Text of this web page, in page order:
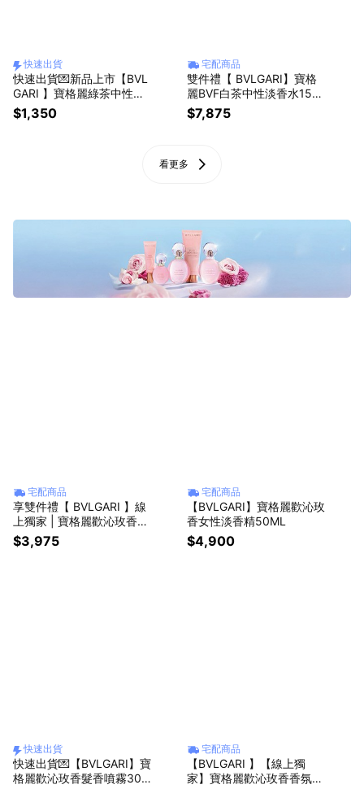
快速出貨
快速出貨💌新品上市【BVL
GARI 】寶格麗綠茶中性淡
香水10ML+ 白茶中性香氛
身體乳7ml+品牌收納袋 | 送
$1,350
宅配商品
雙件禮【 BVLGARI】寶格
麗BVF白茶中性淡香水150
ML+化妝包-粉紫 | 送禮首
選
$7,875
看更多
宅配商品
享雙件禮【 BVLGARI 】線
上獨家 | 寶格麗歡沁玫香女
性淡香水50ml+歡沁玫香身
體乳7ml+歡沁玫香女性淡香
$3,975
宅配商品
【BVLGARI】寶格麗歡沁玫
香女性淡香精50ML
$4,900
快速出貨
快速出貨💌【BVLGARI】寶
格麗歡沁玫香髮香噴霧30M
宅配商品
【BVLGARI 】【線上獨
家】寶格麗歡沁玫香香氛手